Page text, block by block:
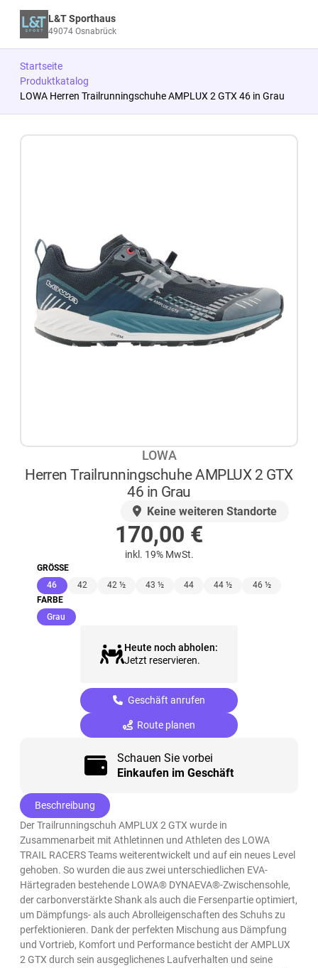
L&T Sporthaus
49074 Osnabrück
Startseite
Produktkatalog
LOWA Herren Trailrunningschuhe AMPLUX 2 GTX 46 in Grau
LOWA
Herren Trailrunningschuhe AMPLUX 2 GTX
46 in Grau
Keine weiteren Standorte
170,00 €
inkl. 19% MwSt.
GRÖSSE
46(ausgewählt)
42 42 ½ 43 ½ 44 44 ½
46 ½
FARBE
Grau (ausgewählt)
Heute noch abholen:
Jetzt reservieren.
Geschäft anrufen
Route planen
Schauen Sie vorbei
Einkaufen im Geschäft
Beschreibung
Der Trailrunningschuh AMPLUX 2 GTX wurde in
Zusammenarbeit mit Athletinnen und Athleten des LOWA
TRAIL RACERS Teams weiterentwickelt und auf ein neues Level
gehoben. So wurden die aus zwei unterschiedlichen EVA-
Härtegraden bestehende LOWA® DYNAEVA®-Zwischensohle,
der carbonverstärkte Shank als auch die Fersenpartie optimiert,
um Dämpfungs- als auch Abrolleigenschaften des Schuhs zu
perfektionieren. Dank der perfekten Mischung aus Dämpfung
und Vortrieb, Komfort und Performance besticht der AMPLUX
2 GTX durch sein ausgeglichenes Laufverhalten und seine